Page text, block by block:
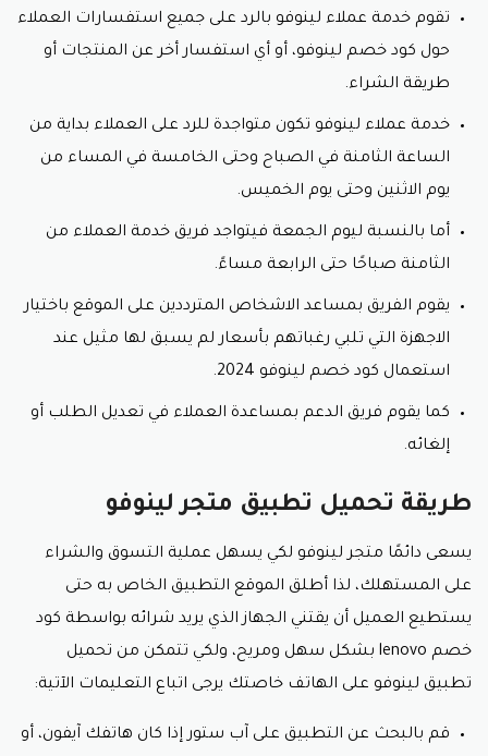
لينوفو الإلكتروني في توفير النقود اثناء التسوق من الموقع،
من الموقع.
من خلال استعمال كود خصم لينوفو وتوفير النقود، سوف
والاستمتاع بتسوق أكبر عدد من المنتجات بأقل سعر
متوقع.
زيادة الثقة في المتجر
عند استعمال كوبون خصم لينوفو وتمكن العميل من تسوق
المنتج المطلوب بسعر أقل من الأسعار المتاحة في الأسواق
سوف تزيد ثقته في الموقع ويعاود الشراء منه مرة أخرى،
مشاركة كود لينوفو
ومساعدتهم في تسوق أجهزة لينوفو العالية الجودة بأسعار
وسائل التواصل الاجتماعي أو على الواتس.
تقوم خدمة عملاء لينوفو بالرد على جميع استفسارات العملاء
حول كود خصم لينوفو، أو أي استفسار أخر عن المنتجات أو
طريقة الشراء.
خدمة عملاء لينوفو تكون متواجدة للرد على العملاء بداية من
الساعة الثامنة في الصباح وحتى الخامسة في المساء من
يوم الاثنين وحتى يوم الخميس.
أما بالنسبة ليوم الجمعة فيتواجد فريق خدمة العملاء من
الثامنة صباحًا حتى الرابعة مساءً.
يقوم الفريق بمساعد الاشخاص المترددين على الموقع باختيار
الاجهزة التي تلبي رغباتهم بأسعار لم يسبق لها مثيل عند
استعمال كود خصم لينوفو 2024.
كما يقوم فريق الدعم بمساعدة العملاء في تعديل الطلب أو
إلغائه.
طريقة تحميل تطبيق متجر لينوفو
يسعى دائمًا متجر لينوفو لكي يسهل عملية التسوق والشراء
على المستهلك، لذا أطلق الموقع التطبيق الخاص به حتى
يستطيع العميل أن يقتني الجهاز الذي يريد شرائه بواسطة كود
خصم lenovo بشكل سهل ومريح، ولكي تتمكن من تحميل
تطبيق لينوفو على الهاتف خاصتك يرجى اتباع التعليمات الآتية:
قم بالبحث عن التطبيق على آب ستور إذا كان هاتفك آيفون، أو